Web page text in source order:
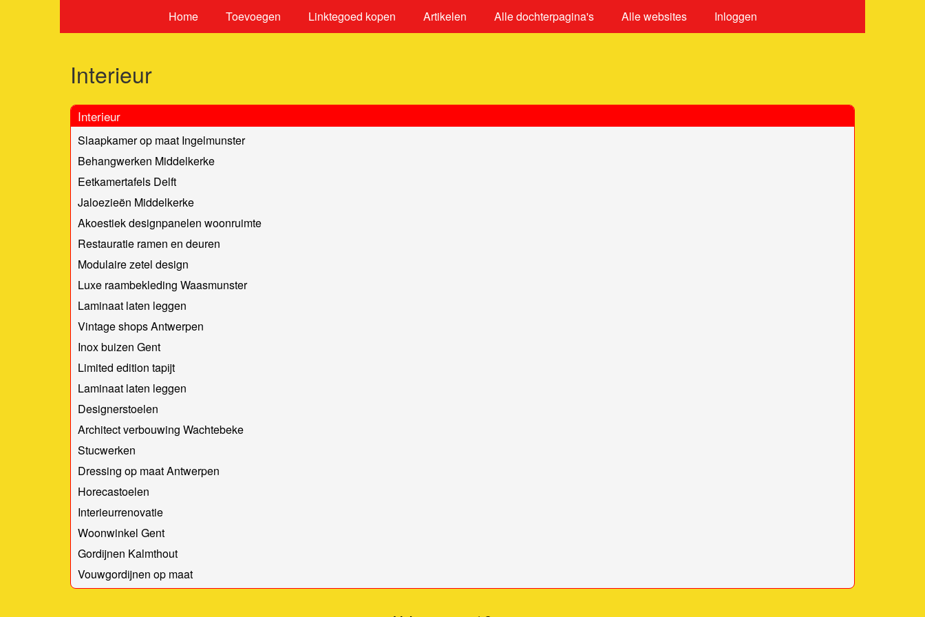
Home Toevoegen Linktegoed kopen Artikelen Alle dochterpagina's Alle websites Inloggen
Interieur
Interieur
Slaapkamer op maat Ingelmunster
Behangwerken Middelkerke
Eetkamertafels Delft
Jaloezieën Middelkerke
Akoestiek designpanelen woonruimte
Restauratie ramen en deuren
Modulaire zetel design
Luxe raambekleding Waasmunster
Laminaat laten leggen
Vintage shops Antwerpen
Inox buizen Gent
Limited edition tapijt
Laminaat laten leggen
Designerstoelen
Architect verbouwing Wachtebeke
Stucwerken
Dressing op maat Antwerpen
Horecastoelen
Interieurrenovatie
Woonwinkel Gent
Gordijnen Kalmthout
Vouwgordijnen op maat